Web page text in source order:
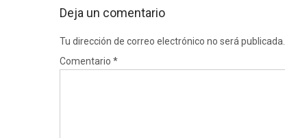
Deja un comentario
Tu dirección de correo electrónico no será publicada.
Comentario *